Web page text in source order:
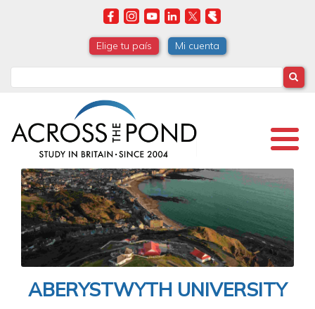
Elige tu país Mi cuenta
ABERYSTWYTH UNIVERSITY